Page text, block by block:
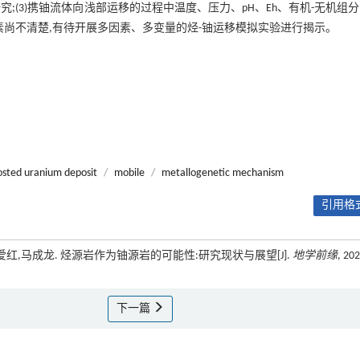
携铀流体向浅部运移的过程中温度、压力、pH、Eh、有机-无机组
不清楚,有待开展多因素、多变量的烃-铀运移模拟实验进行揭示。
uranium deposit / mobile / metallogenetic mechanism
引用格
,马成龙. 烃源岩作为铀源岩的可能性:研究现状与展望[J]. 地学前缘,
下一篇